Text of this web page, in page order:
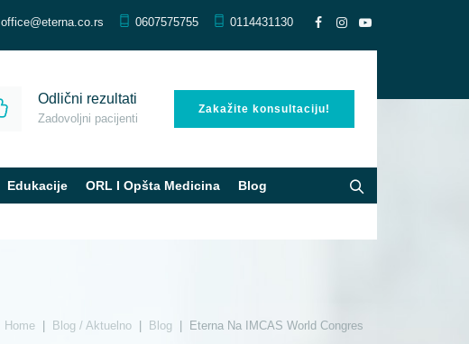
office@eterna.co.rs 0607575755 0114431130
Odlični rezultati
Zadovoljni pacijenti
Zakažite konsultaciju!
Edukacije ORL I Opšta Medicina Blog
Home Blog / Aktuelno Blog Eterna Na IMCAS World Congres